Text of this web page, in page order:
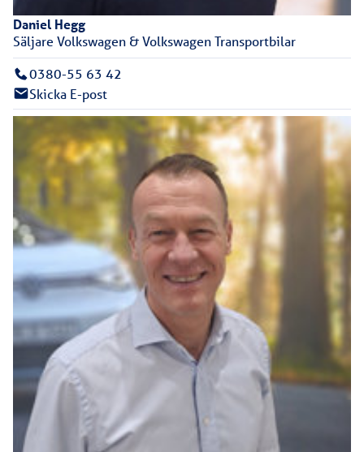
Daniel Hegg
Säljare Volkswagen & Volkswagen Transportbilar
0380-55 63 42
Skicka E-post